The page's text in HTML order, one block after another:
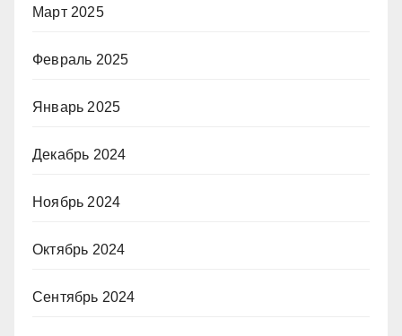
Март 2025
Февраль 2025
Январь 2025
Декабрь 2024
Ноябрь 2024
Октябрь 2024
Сентябрь 2024